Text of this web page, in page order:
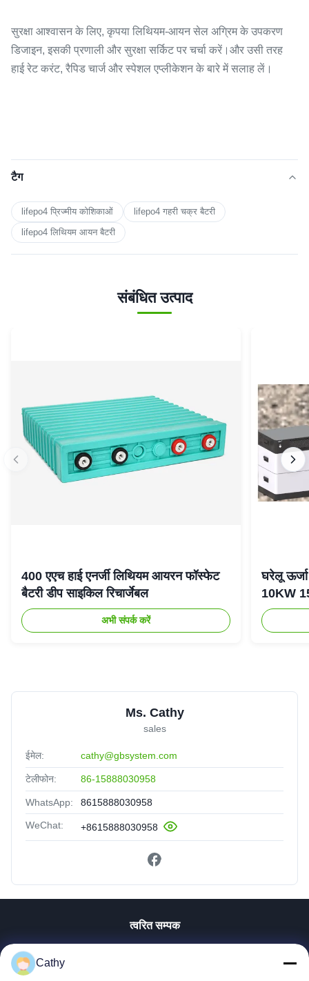
सुरक्षा आश्वासन के लिए, कृपया लिथियम-आयन सेल अग्रिम के उपकरण
डिजाइन, इसकी प्रणाली और सुरक्षा सर्किट पर चर्चा करें।और उसी तरह
हाई रेट करंट, रैपिड चार्ज और स्पेशल एप्लीकेशन के बारे में सलाह लें।
टैग
lifepo4 प्रिज्मीय कोशिकाओं
lifepo4 गहरी चक्र बैटरी
lifepo4 लिथियम आयन बैटरी
संबंधित उत्पाद
400 एएच हाई एनर्जी लिथियम आयरन फॉस्फेट
बैटरी डीप साइकिल रिचार्जेबल
अभी संपर्क करें
घरेलू
10KW
Ms. Cathy
sales
ईमेल: cathy@gbsystem.com
टेलीफोन: 86-15888030958
WhatsApp: 8615888030958
WeChat: +8615888030958
त्वरित सम्पक
Cathy